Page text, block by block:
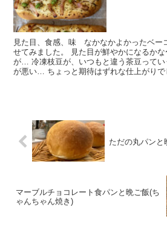
見た目、食感、味 なかなかよかったベー
せてみました。 見た目が鮮やかになるか
が… 冷凍枝豆が、いつもと違う茶豆って
が悪い… ちょっと期待はずれな仕上がりで
ただの丸パンと
マーブルチョコレート食パンと晩ご飯(ち
ゃんちゃん焼き)